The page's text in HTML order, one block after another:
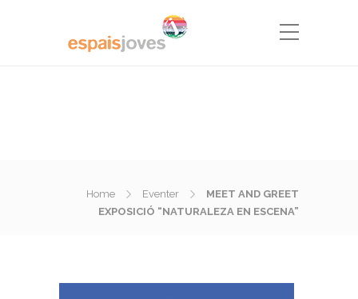
Home Eventer
MEET AND GREET
EXPOSICIÓ “NATURALEZA EN ESCENA”